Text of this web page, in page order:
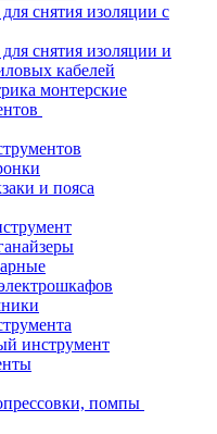
снятия изоляции с
снятия изоляции и
кабелей
монтерские
и пояса
инструмент
помпы